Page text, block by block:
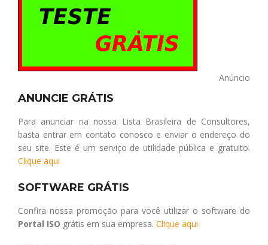
Anúncio
ANUNCIE GRÁTIS
Para anunciar na nossa Lista Brasileira de Consultores,
basta entrar em contato conosco e enviar o endereço do
seu site. Este é um serviço de utilidade pública e gratuito.
Clique aqui
SOFTWARE GRÁTIS
Confira nossa promoção para você utilizar o software do
Portal ISO grátis em sua empresa. Clique aqui